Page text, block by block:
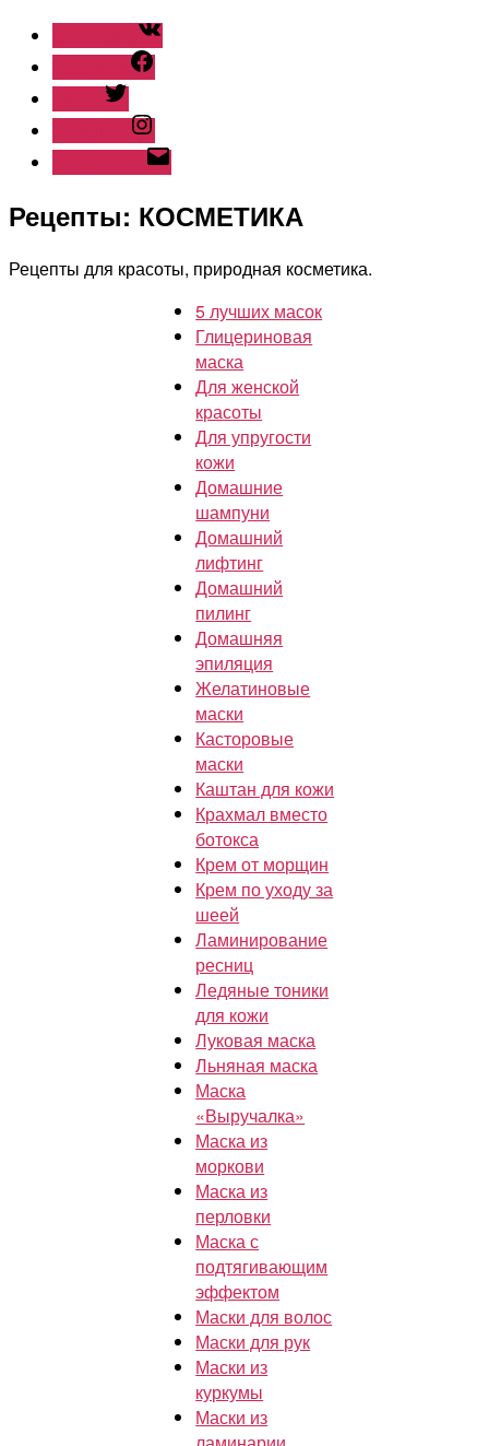
Рецепты: КОСМЕТИКА
Рецепты для красоты, природная косметика.
5 лучших масок
Глицериновая
маска
Для женской
красоты
Для упругости
кожи
Домашние
шампуни
Домашний
лифтинг
Домашний
пилинг
Домашняя
эпиляция
Желатиновые
маски
Касторовые
маски
Каштан для кожи
Крахмал вместо
ботокса
Крем от морщин
Крем по уходу за
шеей
Ламинирование
ресниц
Ледяные тоники
для кожи
Луковая маска
Льняная маска
Маска
«Выручалка»
Маска из
моркови
Маска из
перловки
Маска с
подтягивающим
эффектом
Маски для волос
Маски для рук
Маски из
куркумы
Маски из